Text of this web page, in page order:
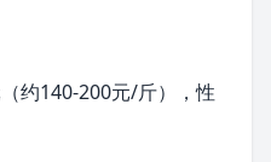
约140-200元/斤），性